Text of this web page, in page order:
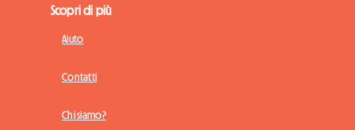
Scopri di più
Aiuto
Contatti
Chi siamo?